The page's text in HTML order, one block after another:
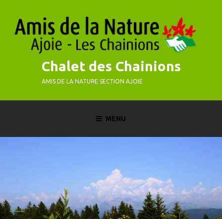
content
Chalet des Chainions
AMIS DE LA NATURE SECTION AJOIE
MENU